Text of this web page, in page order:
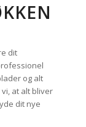
dit
og alt
at alt bliver
dit nye